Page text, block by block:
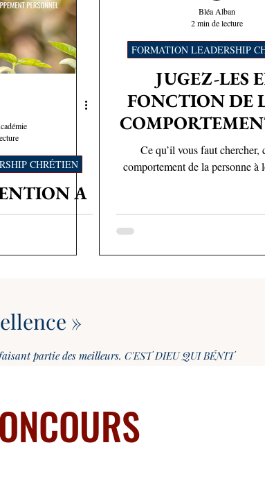
CHRÉTIEN
A
VOUS
Bléa Alban
2 min de lecture
FORMATION LEADERSHIP
JUGEZ-LES
FONCTION DE
EN FONCTION
QU’ILS
Ce qu’il vous faut chercher,
comportement de la personne à
»
faisant partie des meilleurs. C'EST DIEU QUI BÉNIT